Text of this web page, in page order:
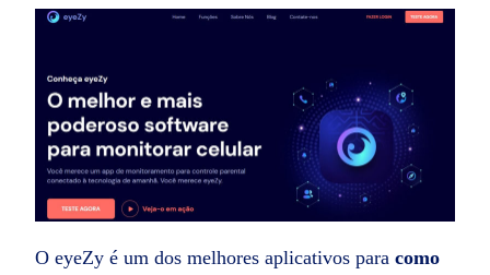
O eyeZy é um dos melhores aplicativos paracomo